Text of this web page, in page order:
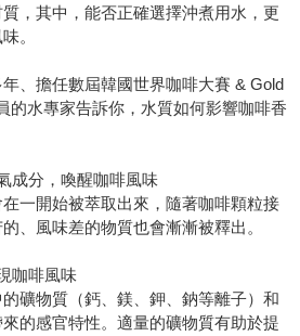
，其中，能否正確選擇沖煮用水，更
。
擔任數屆韓國世界咖啡大賽 & Gold
的水專家告訴你，水質如何影響咖啡香
成分，喚醒咖啡風味
一開始被萃取出來，隨著咖啡顆粒接
、風味差的物質也會漸漸被釋出。
咖啡風味
礦物質（鈣、鎂、鉀、鈉等離子）和
的感官特性。適量的礦物質有助於提